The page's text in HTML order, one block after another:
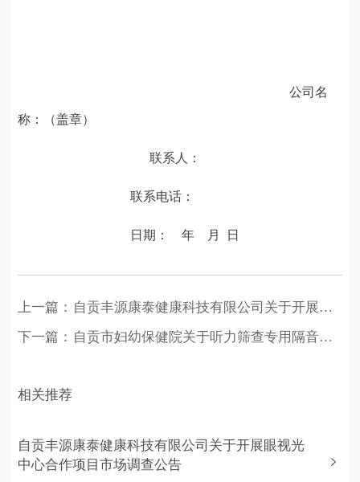
公司名
称：（盖章）
联系人：
联系电话：
日期： 年 月 日
上一篇：
自贡丰源康泰健康科技有限公司关于开展眼视光中心合作项目市场调查公告
下一篇：
自贡市妇幼保健院关于听力筛查专用隔音室搬迁服务的市场调查公告
相关推荐
自贡丰源康泰健康科技有限公司关于开展眼视光
中心合作项目市场调查公告